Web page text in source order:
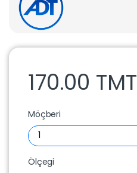
170.00 TMT
Möçberi
Ölçegi